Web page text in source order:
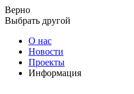
Верно
Выбрать другой
О нас
Новости
Проекты
Информация